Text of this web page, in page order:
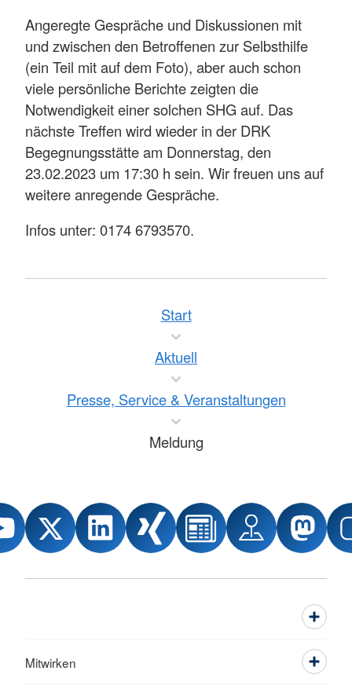
Angeregte Gespräche und Diskussionen mit
und zwischen den Betroffenen zur Selbsthilfe
(ein Teil mit auf dem Foto), aber auch schon
viele persönliche Berichte zeigten die
Notwendigkeit einer solchen SHG auf. Das
nächste Treffen wird wieder in der DRK
Begegnungsstätte am Donnerstag, den
23.02.2023 um 17:30 h sein. Wir freuen uns auf
weitere anregende Gespräche.
Infos unter: 0174 6793570.
Start
Aktuell
Presse, Service & Veranstaltungen
Meldung
Mitwirken